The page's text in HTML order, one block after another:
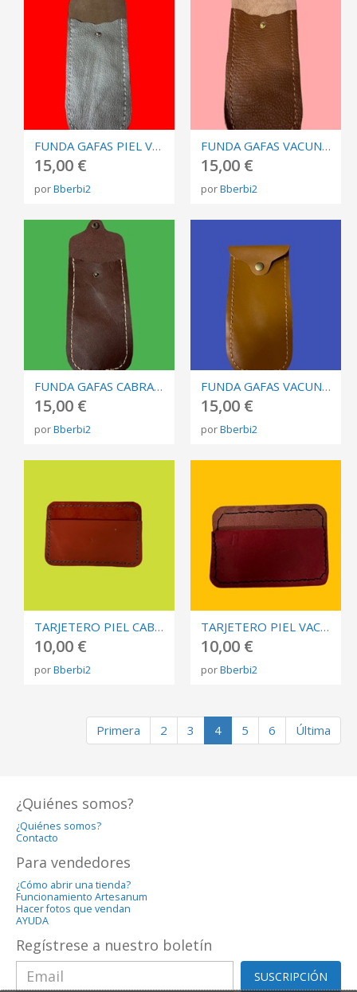
FUNDA GAFAS PIEL VACUNO PLATEADA
15,00 €
porBberbi2
FUNDA GAFAS VACUNO MARRÓN
15,00 €
porBberbi2
FUNDA GAFAS CABRA MARRÓN COSTURA BEIGE
15,00 €
porBberbi2
FUNDA GAFAS VACUNO NATURAL
15,00 €
porBberbi2
TARJETERO PIEL CABRA NARANJA COSTURA VERDE
10,00 €
porBberbi2
TARJETERO PIEL VACUNO ROJA
10,00 €
porBberbi2
Primera 2 3 4 5 6 Última
¿Quiénes somos?
¿Quiénes somos?
Contacto
Para vendedores
¿Cómo abrir una tienda?
Funcionamiento Artesanum
Hacer fotos que vendan
AYUDA
Regístrese a nuestro boletín
SUSCRIPCIÓN